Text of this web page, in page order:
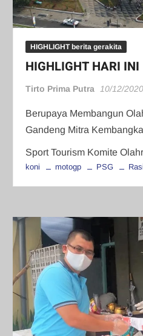
HIGHLIGHT berita gerakita
HIGHLIGHT HARI INI
Tirto Prima Putra 10/12/2020
Berupaya Membangun
Gandeng Mitra
Sport Tourism Komite
koni motogp PSG